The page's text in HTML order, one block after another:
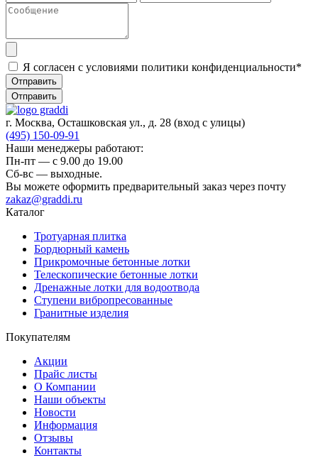
Я согласен с условиями политики конфиденциальности*
Отправить
Отправить
г. Москва, Осташковская ул., д. 28 (вход с улицы)
(495) 150-09-91
Наши менеджеры работают:
Пн-пт — c 9.00 до 19.00
Сб-вс — выходные.
Вы можете оформить предварительный заказ через почту
zakaz@graddi.ru
Каталог
Тротуарная плитка
Бордюрный камень
Прикромочные бетонные лотки
Телескопические бетонные лотки
Дренажные лотки для водоотвода
Ступени вибропресованные
Гранитные изделия
Покупателям
Акции
Прайс листы
О Компании
Наши объекты
Новости
Информация
Отзывы
Контакты